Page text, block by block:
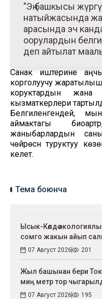
"Эң башкысы
натыйжасында
арасында эч
оорулардын
деп айтылат
Санак иштерине
корголуучу
коруктардын жана
кызматкерлери
Белгиленгендей,
аймактагы
жаныбарлардын
чөйрөсүн туруктуу
келет.
Тема боюнча
Ысык-Көлдө экологиялык
сомго жакын айып
07 Август 2026 201
Жыл башынан бери
миң метр тор
07 Август 2026 195